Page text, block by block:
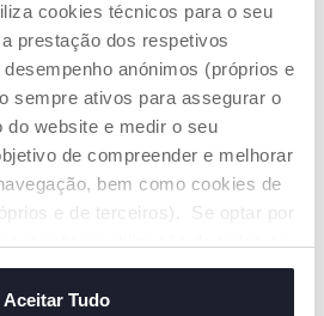
cookies técnicos para o seu
prestação dos respetivos
anónimos (próprios e
sempre ativos para assegurar o
do website e medir o seu
de compreender e melhorar
bem como cookies de
e de terceiros). Se optar por
mais, alterar ou revogar o
ou de alguns cookies, clique em
Aceitar Tudo
1
Strike dos Macaquinhos -
Fit&Fun
€ 21,99
ADICIONAR